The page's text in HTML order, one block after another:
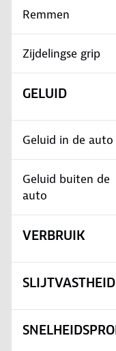
Remmen
Zijdelingse grip
GELUID
Geluid in de auto
Geluid buiten de
auto
VERBRUIK
SLIJTVASTHEID